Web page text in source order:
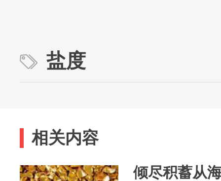
盐度
相关内容
倾尽积蓄从